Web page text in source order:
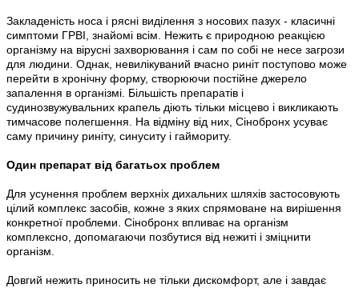
Закладеність носа і рясні виділення з носових пазух - класичні
симптоми ГРВІ, знайомі всім. Нежить є природною реакцією
організму на вірусні захворювання і сам по собі не несе загрози
для людини. Однак, невилікуваний вчасно риніт поступово може
перейти в хронічну форму, створюючи постійне джерело
запалення в організмі. Більшість препаратів і
судинозвужувальних крапель діють тільки місцево і викликають
тимчасове полегшення. На відміну від них, Сінобронх усуває
саму причину риніту, синуситу і гаймориту.
Один препарат від багатьох проблем
Для усунення проблем верхніх дихальних шляхів застосовують
цілий комплекс засобів, кожне з яких спрямоване на вирішення
конкретної проблеми. Сінобронх впливає на організм
комплексно, допомагаючи позбутися від нежиті і зміцнити
організм.
Довгий нежить приносить не тільки дискомфорт, але і завдає